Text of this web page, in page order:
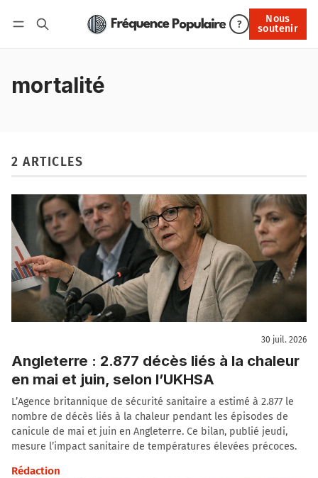
?
Nous
soutenir
Nous soutenir
mortalité
2 ARTICLES
30 juil. 2026
Angleterre : 2.877 décès liés à la chaleur
en mai et juin, selon l’UKHSA
L’Agence britannique de sécurité sanitaire a estimé à 2.877 le
nombre de décès liés à la chaleur pendant les épisodes de
canicule de mai et juin en Angleterre. Ce bilan, publié jeudi,
mesure l’impact sanitaire de températures élevées précoces.
Rédaction